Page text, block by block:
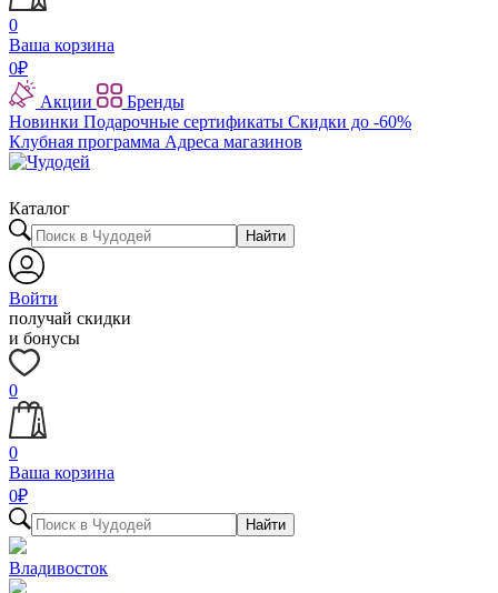
0
Ваша корзина
0₽
Акции
Бренды
Новинки Подарочные сертификаты Скидки до -60%
Клубная программа Адреса магазинов
Каталог
Найти
Войти
получай скидки
и бонусы
0
0
Ваша корзина
0₽
Найти
Владивосток